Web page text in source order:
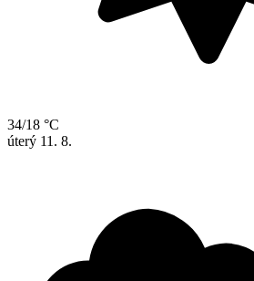
34/18 °C
úterý 11. 8.